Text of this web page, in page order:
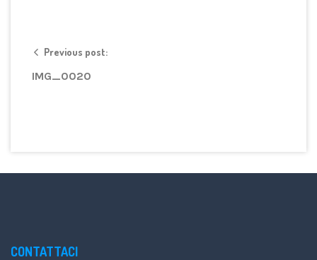
Previous post:
IMG_0020
CONTATTACI